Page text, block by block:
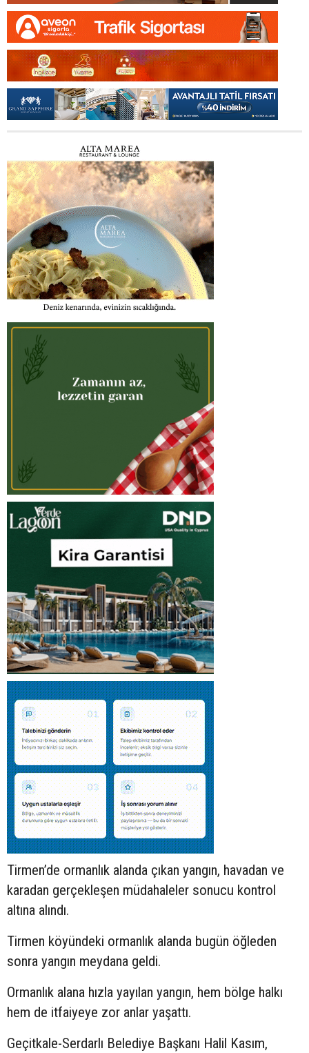
Tirmen’de ormanlık alanda çıkan yangın, havadan ve
karadan gerçekleşen müdahaleler sonucu kontrol
altına alındı.
Tirmen köyündeki ormanlık alanda bugün öğleden
sonra yangın meydana geldi.
Ormanlık alana hızla yayılan yangın, hem bölge halkı
hem de itfaiyeye zor anlar yaşattı.
Geçitkale-Serdarlı Belediye Başkanı Halil Kasım,